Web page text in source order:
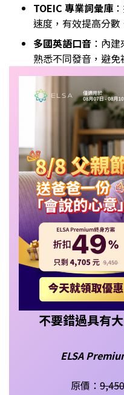
TOEIC 專業詞彙庫
速度，有效提高分數
多國英語口音 ：內
熟悉不同發音，避免
不要錯過具有
ELSA
原價：